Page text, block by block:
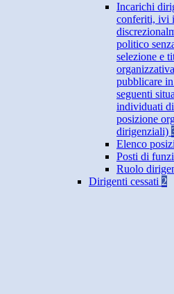
Incarichi
conferiti, ivi
politico
selezione e
pubblicare
seguenti
individuati
posizione
dirigenziali)
Elenco
Posti di
Ruolo
Dirigenti cessati 2